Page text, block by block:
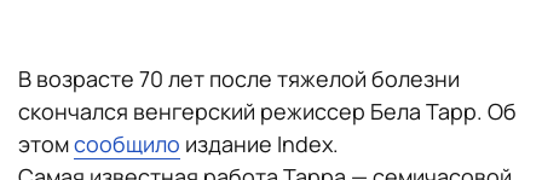
В возрасте 70 лет после тяжелой болезни
скончался венгерский режиссер Бела Тарр. Об
этомсообщило издание Index.